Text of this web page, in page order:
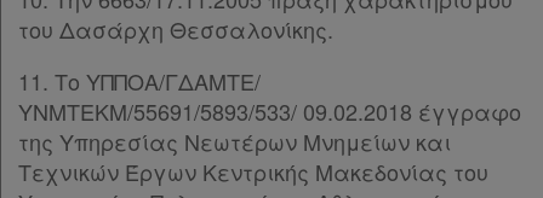
Διακρατικές
Ελλάδας
του Δασάρχη Θεσσαλονίκης.
11. Το ΥΠΠΟΑ/ΓΔΑΜΤΕ/
ΥΝΜΤΕΚΜ/55691/5893/533/ 09.02.2018 έγγραφο
της Υπηρεσίας Νεωτέρων Μνημείων και
Τεχνικών Έργων Κεντρικής Μακεδονίας του